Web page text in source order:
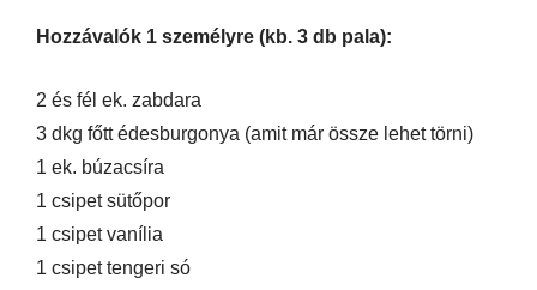
Hozzávalók 1 személyre (kb. 3 db pala):
2 és fél ek. zabdara
3 dkg főtt édesburgonya (amit már össze lehet törni)
1 ek. búzacsíra
1 csipet sütőpor
1 csipet vanília
1 csipet tengeri só